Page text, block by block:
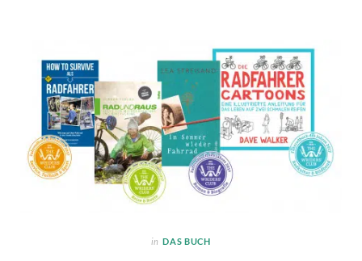
in DAS BUCH